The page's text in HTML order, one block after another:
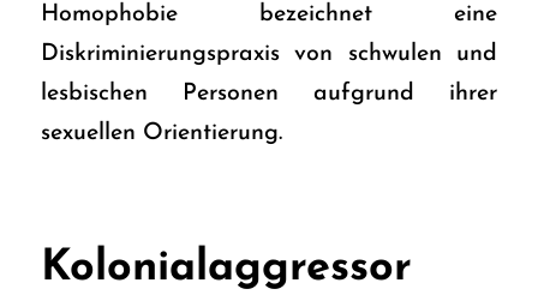
Homophobie bezeichnet eine
Diskriminierungspraxis von schwulen und
lesbischen Personen aufgrund ihrer
sexuellen Orientierung.
Kolonialaggressor